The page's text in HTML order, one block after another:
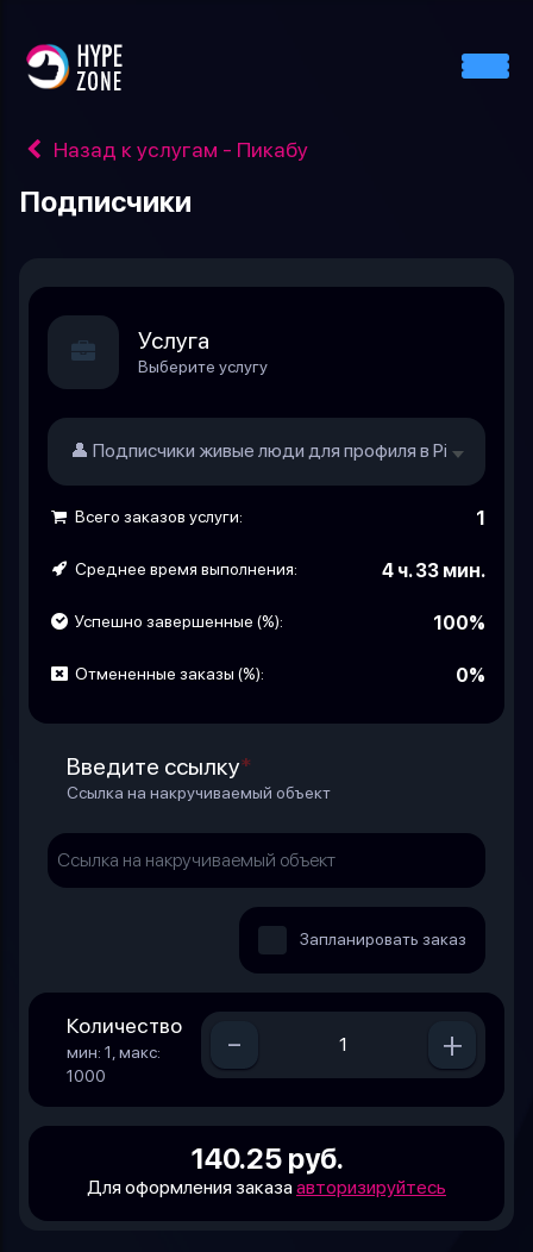
Назад к услугам - Пикабу
Подписчики
Услуга
Выберите услугу
👤 Подписчики живые люди для профиля в Pikabu
Всего заказов услуги: 1
Среднее время выполнения: 4 ч. 33 мин.
Успешно завершенные (%): 100%
Отмененные заказы (%): 0%
Введите ссылку*
Ссылка на накручиваемый объект
Запланировать заказ
Количество
мин: 1, макс:
1000
- +
140.25 руб.
Для оформления заказаавторизируйтесь